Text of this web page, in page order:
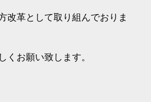
改革として取り組んでおりま
くお願い致します。